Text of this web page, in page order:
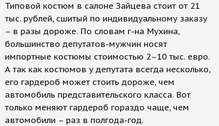
Типовой костюм в салоне Зайцева стоит от 21
тыс. рублей, сшитый по индивидуальному заказу
– в разы дороже. По словам г-на Мухина,
большинство депутатов-мужчин носят
импортные костюмы стоимостью 2–10 тыс. евро.
А так как костюмов у депутата всегда несколько,
его гардероб может стоить дороже, чем
автомобиль представительского класса. Вот
только меняют гардероб гораздо чаще, чем
автомобили – раз в полгода-год.